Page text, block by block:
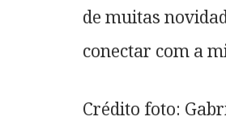
de muitas
conectar com a
Crédito foto: